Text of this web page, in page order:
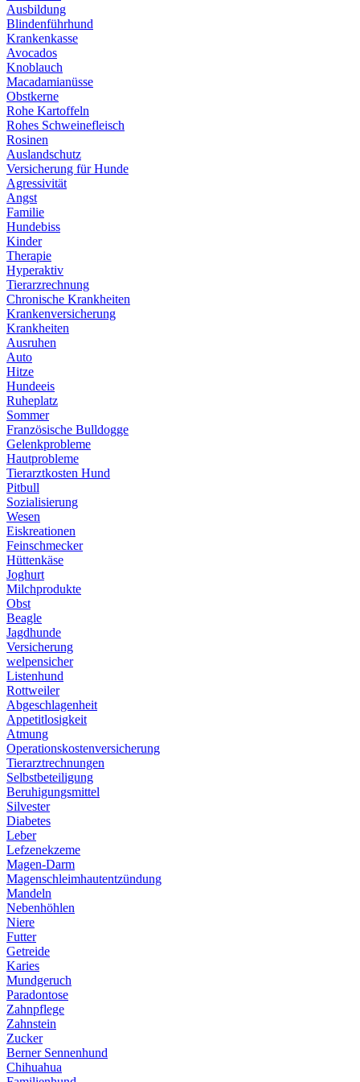
Ausbildung
Blindenführhund
Krankenkasse
Avocados
Knoblauch
Macadamianüsse
Obstkerne
Rohe Kartoffeln
Rohes Schweinefleisch
Rosinen
Auslandschutz
Versicherung für Hunde
Agressivität
Angst
Familie
Hundebiss
Kinder
Therapie
Hyperaktiv
Tierarzrechnung
Chronische Krankheiten
Krankenversicherung
Krankheiten
Ausruhen
Auto
Hitze
Hundeeis
Ruheplatz
Sommer
Französische Bulldogge
Gelenkprobleme
Hautprobleme
Tierarztkosten Hund
Pitbull
Sozialisierung
Wesen
Eiskreationen
Feinschmecker
Hüttenkäse
Joghurt
Milchprodukte
Obst
Beagle
Jagdhunde
Versicherung
welpensicher
Listenhund
Rottweiler
Abgeschlagenheit
Appetitlosigkeit
Atmung
Operationskostenversicherung
Tierarztrechnungen
Selbstbeteiligung
Beruhigungsmittel
Silvester
Diabetes
Leber
Lefzenekzeme
Magen-Darm
Magenschleimhautentzündung
Mandeln
Nebenhöhlen
Niere
Futter
Getreide
Karies
Mundgeruch
Paradontose
Zahnpflege
Zahnstein
Zucker
Berner Sennenhund
Chihuahua